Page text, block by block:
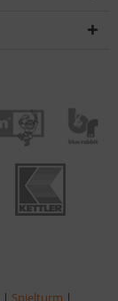
| Spielturm |